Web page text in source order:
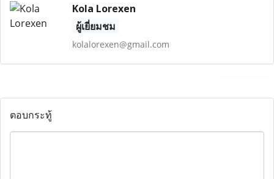
Kola Lorexen
ผู้เยี่ยมชม
kolalorexen@gmail.com
ตอบกระทู้